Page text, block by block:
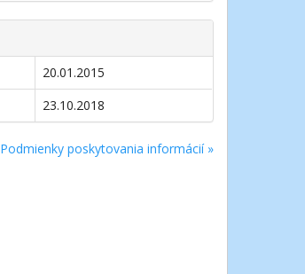
20.01.2015
23.10.2018
Podmienky poskytovania informácií »